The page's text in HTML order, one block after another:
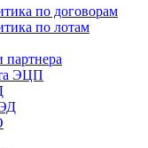
по договорам
по лотам
партнера
ЭЦП